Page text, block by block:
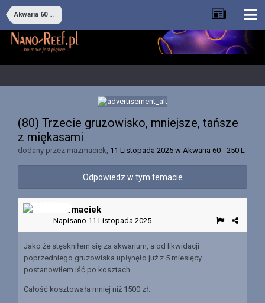
Akwaria 60 - 250 L
(80) Trzecie gruzowisko, mniejsze, tańsze
z miękasami
dodany przez mazmaciek 11 Listopada 2025 w Akwaria 60 - 250 L
Odpowiedz w tym temacie
mazmaciek
Napisano 11 Listopada 2025
Jako że stęskniłem się za akwarium, a od likwidacji
poprzedniego gruzowiska upłynęło już z 5 miesięcy
postanowiłem iść po kosztach.
Całość kosztowała mniej niż 1500 zł.